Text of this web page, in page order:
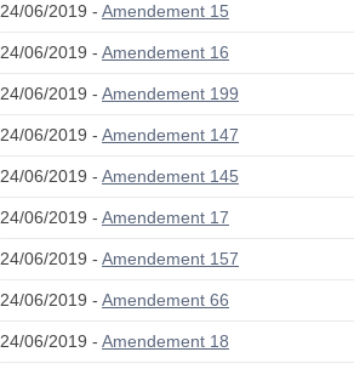
24/06/2019 - Amendement 15
24/06/2019 - Amendement 16
24/06/2019 - Amendement 199
24/06/2019 - Amendement 147
24/06/2019 - Amendement 145
24/06/2019 - Amendement 17
24/06/2019 - Amendement 157
24/06/2019 - Amendement 66
24/06/2019 - Amendement 18